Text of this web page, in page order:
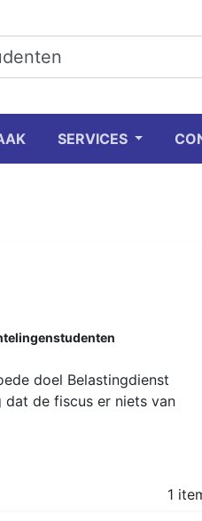
SERVICES
doel Belastingdienst
dat de fiscus er niets van
1